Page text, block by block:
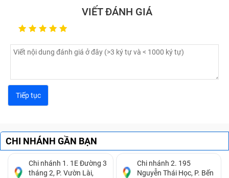
VIẾT ĐÁNH GIÁ
CHI NHÁNH GẦN BẠN
Chi nhánh 1. 1E Đường 3
tháng 2, P. Vườn Lài,
Chi nhánh 2. 195
Nguyễn Thái Học, P. Bến